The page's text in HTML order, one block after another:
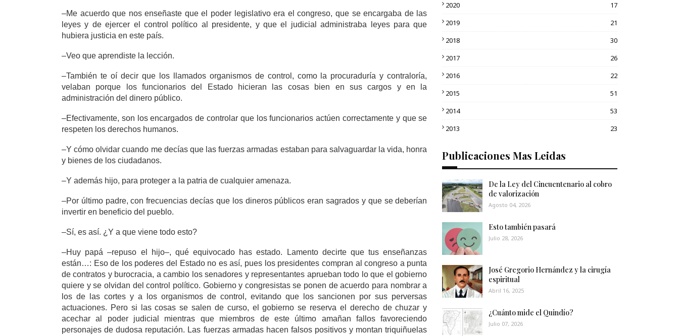
–Me acuerdo que nos enseñaste que el poder legislativo era el congreso, que se encargaba de las
leyes y de ejercer el control político al presidente, y que el judicial administraba leyes para que
hubiera justicia en este país.
–Veo que aprendiste la lección.
–También te oí decir que los llamados organismos de control, como la procuraduría y contraloría,
velaban porque los funcionarios del Estado hicieran las cosas bien en sus cargos y en la
administración del dinero público.
–Efectivamente, son los encargados de controlar que los funcionarios actúen correctamente y que se
respeten los derechos humanos.
–Y cómo olvidar cuando me decías que las fuerzas armadas estaban para salvaguardar la vida, honra
y bienes de los ciudadanos.
–Y además hijo, para proteger a la patria de cualquier amenaza.
–Por último padre, con frecuencias decías que los dineros públicos eran sagrados y que se deberían
invertir en beneficio del pueblo.
–Sí, es así. ¿Y a que viene todo esto?
–Huy papá –repuso el hijo–, qué equivocado has estado. Lamento decirte que tus enseñanzas
están…: Eso de los poderes del Estado no es así, pues los presidentes compran al congreso a punta
de contratos y burocracia, a cambio los senadores y representantes aprueban todo lo que el gobierno
quiere y se olvidan del control político. Gobierno y congresistas se ponen de acuerdo para nombrar a
los de las cortes y a los organismos de control, evitando que los sancionen por sus perversas
actuaciones. Pero si las cosas se salen de curso, el gobierno se reserva el derecho de chuzar y
acechar al poder judicial mientras que miembros de este último amañan fallos favoreciendo
personajes de dudosa reputación. Las fuerzas armadas hacen falsos positivos y montan triquiñuelas
2020
17
2019
21
2018
30
2017
26
2016
22
2015
51
2014
53
2013
23
Publicaciones Mas Leidas
De la Ley del Cincuentenario al cobro
de valorización
Agosto 04, 2026
Esto también pasará
Julio 28, 2026
José Gregorio Hernández y la cirugía
espiritual
Abril 16, 2025
¿Cuánto mide el Quindío?
Julio 07, 2026